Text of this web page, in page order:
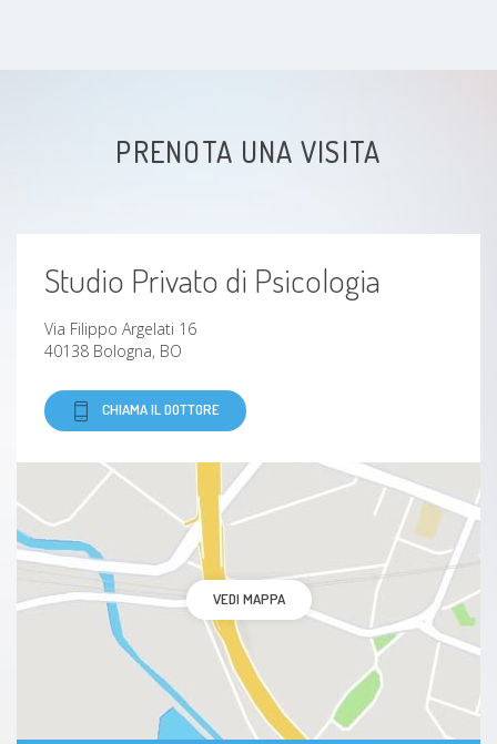
PRENOTA UNA VISITA
Studio Privato di Psicologia
Via Filippo Argelati 16
40138 Bologna, BO
CHIAMA IL DOTTORE
VEDI MAPPA